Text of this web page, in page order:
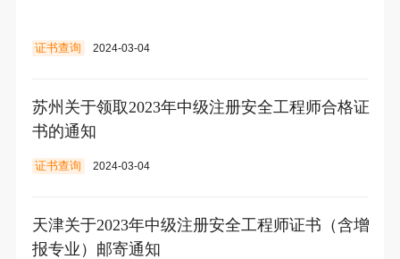
证书查询 2024-03-04
苏州关于领取2023年中级注册安全工程师合格证
书的通知
证书查询 2024-03-04
天津关于2023年中级注册安全工程师证书（含增
报专业）邮寄通知